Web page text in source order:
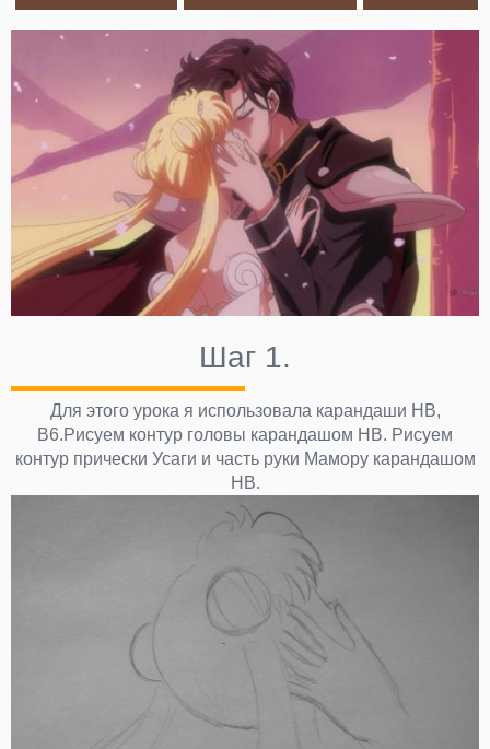
Шаг 1.
Для этого урока я использовала карандаши НВ,
В6.Рисуем контур головы карандашом НВ. Рисуем
контур прически Усаги и часть руки Мамору карандашом
НВ.